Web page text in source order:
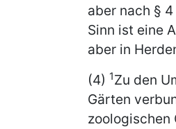
aber nach §
Sinn ist eine
aber in
(4) 1Zu den
Gärten
zoologischen